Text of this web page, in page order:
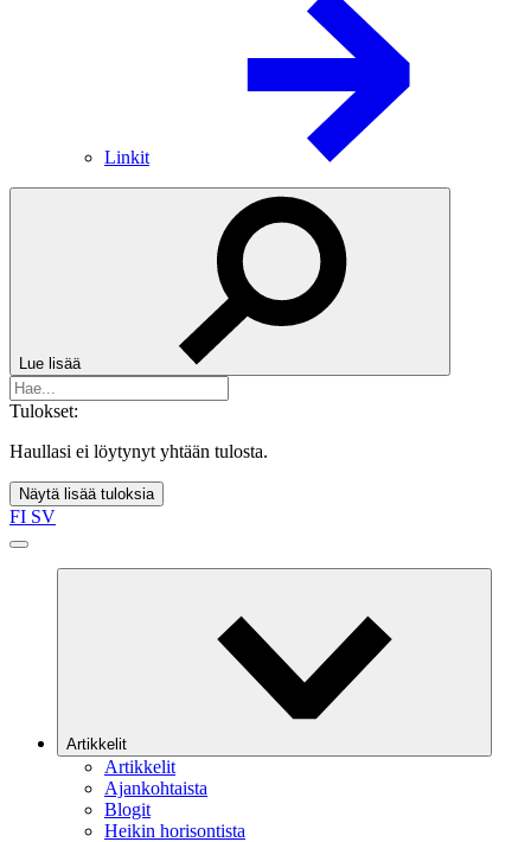
Linkit
Lue lisää
Tulokset:
Haullasi ei löytynyt yhtään tulosta.
Näytä lisää tuloksia
FI SV
Artikkelit
Artikkelit
Ajankohtaista
Blogit
Heikin horisontista